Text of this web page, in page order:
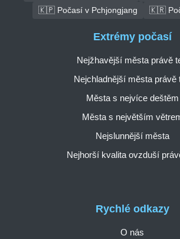
🇰🇵 Počasí v Pchjongjang
🇰🇷
Rychlé odkazy
O nás
Extrémy počasí
Nejžhavější města právě
Nejchladnější města právě
Města s nejvíce deštěm
Města s největším
Nejslunnější města
Nejhorší kvalita ovzduší